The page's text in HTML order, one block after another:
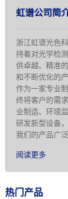
虹谱公司简
浙江虹谱光色
持着对光学检
供卓越、精准
和不断优化的
作为一家专业
终将客户的需
业制造、环境
研发新型设备
我们的产品广
阅读更多
热门产品